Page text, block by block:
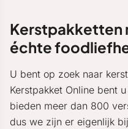
Kerstpakketten
échte
U bent op zoek naar
Kerstpakket Online bent
bieden meer dan 800
dus we zijn er eigenlijk